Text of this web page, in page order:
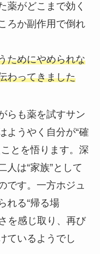
薬がどこまで効く
ろか副作用で倒れ
ためにやめられな
わってきました
らも薬を試すサン
ようやく自分が“確
とを悟ります。深
人は“家族”として
です。一方ホジュ
れる“帰る場
を感じ取り、再び
ているようでし